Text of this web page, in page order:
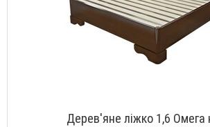
Дерев'яне ліжко 1,6 Омега